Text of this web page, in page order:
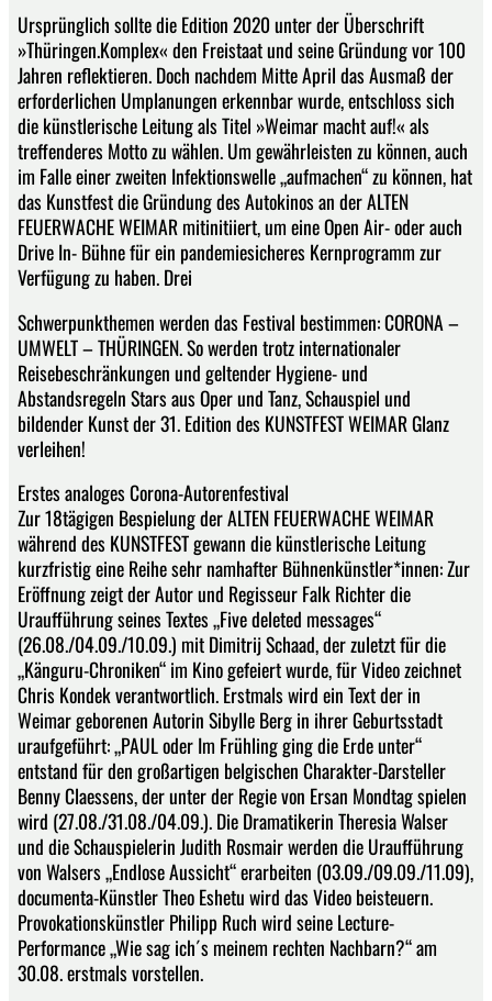
Ursprünglich sollte die Edition 2020 unter der Überschrift
»Thüringen.Komplex« den Freistaat und seine Gründung vor 100
Jahren reflektieren. Doch nachdem Mitte April das Ausmaß der
erforderlichen Umplanungen erkennbar wurde, entschloss sich
die künstlerische Leitung als Titel »Weimar macht auf!« als
treffenderes Motto zu wählen. Um gewährleisten zu können, auch
im Falle einer zweiten Infektionswelle „aufmachen“ zu können, hat
das Kunstfest die Gründung des Autokinos an der ALTEN
FEUERWACHE WEIMAR mitinitiiert, um eine Open Air- oder auch
Drive In- Bühne für ein pandemiesicheres Kernprogramm zur
Verfügung zu haben. Drei
Schwerpunkthemen werden das Festival bestimmen: CORONA –
UMWELT – THÜRINGEN. So werden trotz internationaler
Reisebeschränkungen und geltender Hygiene- und
Abstandsregeln Stars aus Oper und Tanz, Schauspiel und
bildender Kunst der 31. Edition des KUNSTFEST WEIMAR Glanz
verleihen!
Erstes analoges Corona-Autorenfestival
Zur 18tägigen Bespielung der ALTEN FEUERWACHE WEIMAR
während des KUNSTFEST gewann die künstlerische Leitung
kurzfristig eine Reihe sehr namhafter Bühnenkünstler*innen: Zur
Eröffnung zeigt der Autor und Regisseur Falk Richter die
Uraufführung seines Textes „Five deleted messages“
(26.08./04.09./10.09.) mit Dimitrij Schaad, der zuletzt für die
„Känguru-Chroniken“ im Kino gefeiert wurde, für Video zeichnet
Chris Kondek verantwortlich. Erstmals wird ein Text der in
Weimar geborenen Autorin Sibylle Berg in ihrer Geburtsstadt
uraufgeführt: „PAUL oder Im Frühling ging die Erde unter“
entstand für den großartigen belgischen Charakter-Darsteller
Benny Claessens, der unter der Regie von Ersan Mondtag spielen
wird (27.08./31.08./04.09.). Die Dramatikerin Theresia Walser
und die Schauspielerin Judith Rosmair werden die Uraufführung
von Walsers „Endlose Aussicht“ erarbeiten (03.09./09.09./11.09),
documenta-Künstler Theo Eshetu wird das Video beisteuern.
Provokationskünstler Philipp Ruch wird seine Lecture-
Performance „Wie sag ich´s meinem rechten Nachbarn?“ am
30.08. erstmals vorstellen.